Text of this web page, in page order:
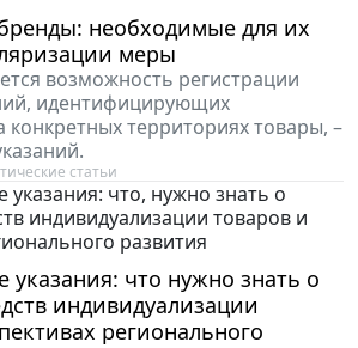
необходимые для их
меры
возможность регистрации
идентифицирующих
территориях товары, –
статьи
указания: что нужно знать о
индивидуализации
регионального